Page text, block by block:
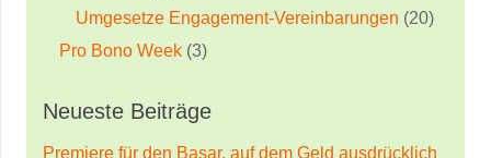
Umgesetze Engagement-Vereinbarungen (20)
Pro Bono Week (3)
Neueste Beiträge
Premiere für den Basar, auf dem Geld ausdrücklich